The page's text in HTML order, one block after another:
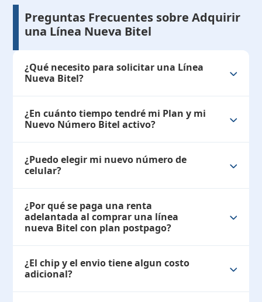
Preguntas Frecuentes sobre Adquirir
una Línea Nueva Bitel
¿Qué necesito para solicitar una Línea
Nueva Bitel?
¿En cuánto tiempo tendré mi Plan y mi
Nuevo Número Bitel activo?
¿Puedo elegir mi nuevo número de
celular?
¿Por qué se paga una renta
adelantada al comprar una línea
nueva Bitel con plan postpago?
¿El chip y el envio tiene algun costo
adicional?